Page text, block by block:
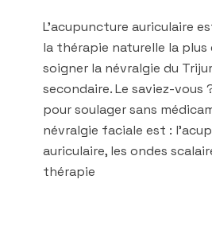
L'acupuncture auriculaire
la thérapie naturelle la
soigner la névralgie du
secondaire. Le saviez-vous
pour soulager sans
névralgie faciale est :
auriculaire, les ondes
thérapie